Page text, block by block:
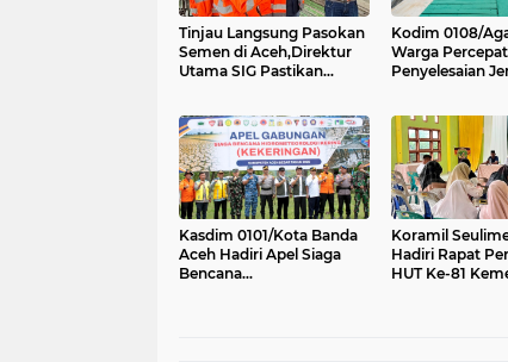
Tinjau Langsung Pasokan
Semen di Aceh,Direktur
Utama SIG Pastikan
Kodim 0108/
Warga Percepat
Penyelesaian
Tenggara
95,5 Persen
Kasdim 0101/Kota Banda
Aceh Hadiri Apel Siaga
Bencana
Koramil
Hadiri Rapat
HUT Ke-81